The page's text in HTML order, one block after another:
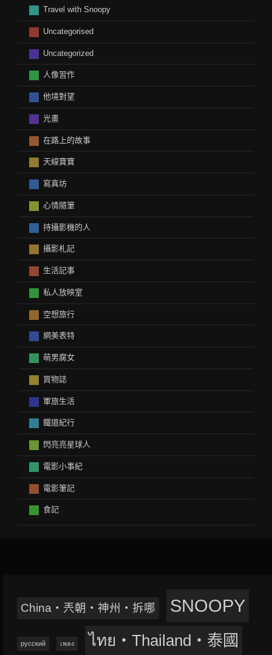
Travel with Snoopy
Uncategorised
Uncategorized
人像習作
他境對望
光畫
在路上的故事
天線寶寶
寫真坊
心情隨筆
持攝影機的人
攝影札記
生活記事
私人放映室
空想旅行
網美表特
萌男腐女
買物誌
軍旅生活
鐵道紀行
閃亮亮星球人
電影小事紀
電影筆記
食記
China‧兲朝‧神州‧拆哪 SNOOPY
русский เพลง ไทย‧Thailand‧泰國